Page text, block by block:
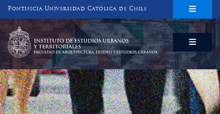
Pontificia Universidad Católica de Chile
INSTITUTO DE ESTUDIOS URBANOS
Y TERRITORIALES
FACULTAD DE ARQUITECTURA, DISEÑO Y ESTUDIOS URBANOS